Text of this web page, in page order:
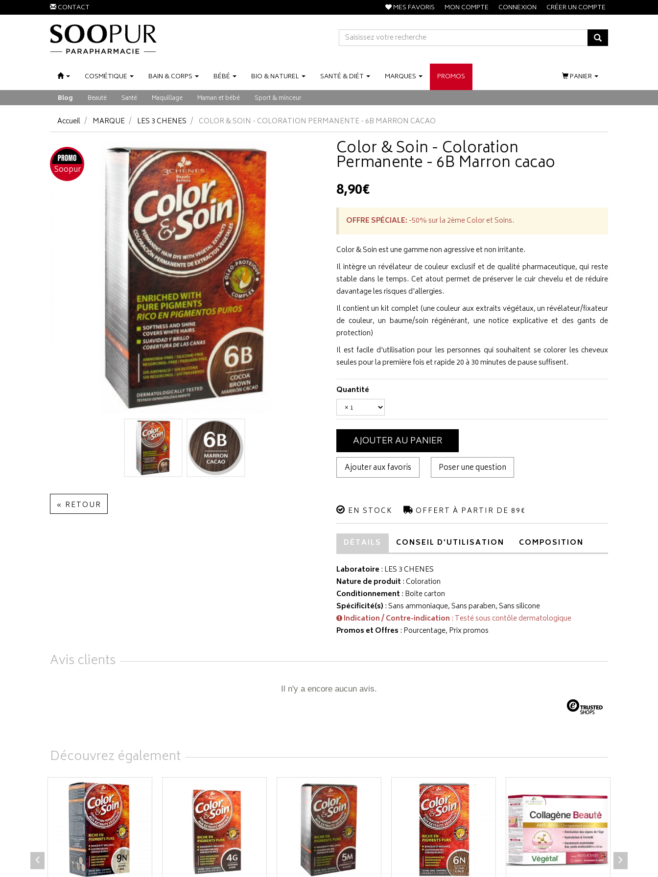
CONTACT MES FAVORIS MON COMPTE CONNEXION CRÉER UN COMPTE
COSMÉTIQUE BAIN &CORPS BÉBÉ BIO &NATUREL SANTÉ &DIÉT MARQUES PROMOS
Blog Beauté Santé Maquillage Maman et bébé Sport & minceur
PANIER
Accueil MARQUE LES 3 CHENES COLOR & SOIN - COLORATION PERMANENTE - 6B MARRON CACAO
Soopur
« RETOUR
Color & Soin - Coloration
Permanente - 6B Marron cacao
8,90€
OFFRE SPÉCIALE: -50% sur la 2ème Color et Soins.
Color & Soin est une gamme non agressive et non irritante.
Il intègre un révélateur de couleur exclusif et de qualité pharmaceutique, qui reste
stable dans le temps. Cet atout permet de préserver le cuir chevelu et de réduire
davantage les risques d'allergies.
Il contient un kit complet (une couleur aux extraits végétaux, un révélateur/fixateur
de couleur, un baume/soin régénérant, une notice explicative et des gants de
protection)
Il est facile d'utilisation pour les personnes qui souhaitent se colorer les cheveux
seules pour la première fois et rapide 20 à 30 minutes de pause suffisent.
Quantité
AJOUTER AU PANIER
Ajouter aux favoris Poser une question
EN STOCK OFFERT À PARTIR DE 89€
DÉTAILS CONSEIL D’UTILISATION COMPOSITION
Laboratoire : LES 3 CHENES
Nature de produit : Coloration
Conditionnement : Boite carton
Spécificité(s) : Sans ammoniaque, Sans paraben, Sans silicone
Indication / Contre-indication : Testé sous contôle dermatologique
Promos et Offres : Pourcentage, Prix promos
Avis clients
Il n'y a encore aucun avis.
Découvrez également